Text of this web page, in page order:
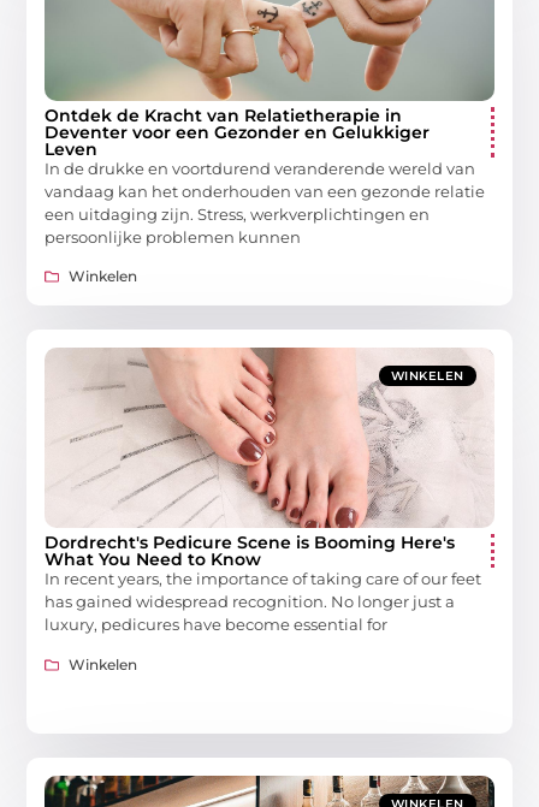
Ontdek de Kracht van Relatietherapie in
Deventer voor een Gezonder en Gelukkiger
Leven
In de drukke en voortdurend veranderende wereld van
vandaag kan het onderhouden van een gezonde relatie
een uitdaging zijn. Stress, werkverplichtingen en
persoonlijke problemen kunnen
Winkelen
WINKELEN
Dordrecht's Pedicure Scene is Booming Here's
What You Need to Know
In recent years, the importance of taking care of our feet
has gained widespread recognition. No longer just a
luxury, pedicures have become essential for
Winkelen
WINKELEN